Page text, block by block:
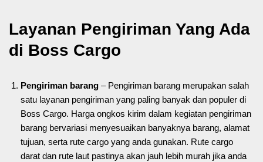
Layanan Pengiriman Yang Ada
di Boss Cargo
Pengiriman barang – Pengiriman barang merupakan salah
satu layanan pengiriman yang paling banyak dan populer di
Boss Cargo. Harga ongkos kirim dalam kegiatan pengiriman
barang bervariasi menyesuaikan banyaknya barang, alamat
tujuan, serta rute cargo yang anda gunakan. Rute cargo
darat dan rute laut pastinya akan jauh lebih murah jika anda